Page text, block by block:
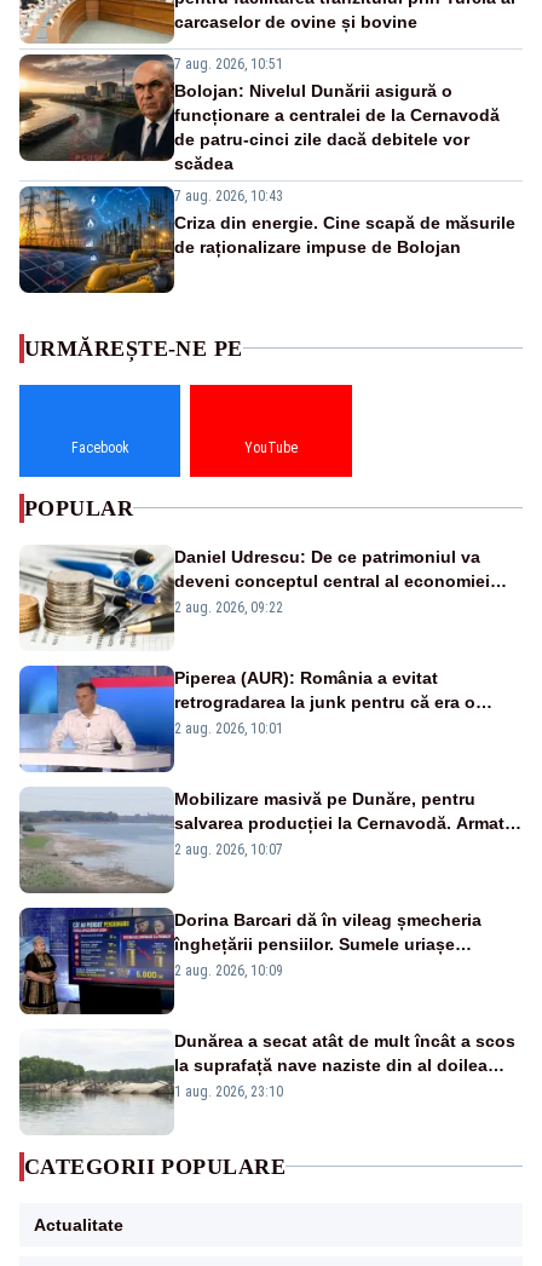
carcaselor de ovine și bovine
7 aug. 2026, 10:51
Bolojan: Nivelul Dunării asigură o
funcționare a centralei de la Cernavodă
de patru-cinci zile dacă debitele vor
scădea
7 aug. 2026, 10:43
Criza din energie. Cine scapă de măsurile
de raționalizare impuse de Bolojan
URMĂREȘTE-NE PE
Facebook YouTube
POPULAR
Daniel Udrescu: De ce patrimoniul va
deveni conceptul central al economiei
viitoare?
2 aug. 2026, 09:22
Piperea (AUR): România a evitat
retrogradarea la junk pentru că era o
catastrofă pentru bănci și fondurile de
2 aug. 2026, 10:01
Mobilizare masivă pe Dunăre, pentru
salvarea producției la Cernavodă. Armata
va detona o stâncă și va devia apa
2 aug. 2026, 10:07
Dorina Barcari dă în vileag șmecheria
înghețării pensiilor. Sumele uriașe
pierdute de fiecare român
2 aug. 2026, 10:09
Dunărea a secat atât de mult încât a scos
la suprafață nave naziste din al doilea
război mondial
1 aug. 2026, 23:10
CATEGORII POPULARE
Actualitate